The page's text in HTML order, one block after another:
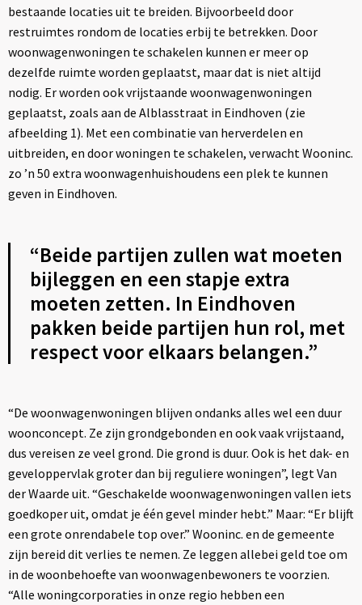
bestaande locaties uit te breiden. Bijvoorbeeld door
restruimtes rondom de locaties erbij te betrekken. Door
woonwagenwoningen te schakelen kunnen er meer op
dezelfde ruimte worden geplaatst, maar dat is niet altijd
nodig. Er worden ook vrijstaande woonwagenwoningen
geplaatst, zoals aan de Alblasstraat in Eindhoven (zie
afbeelding 1). Met een combinatie van herverdelen en
uitbreiden, en door woningen te schakelen, verwacht Wooninc.
zo ’n 50 extra woonwagenhuishoudens een plek te kunnen
geven in Eindhoven.
“Beide partijen zullen wat moeten
bijleggen en een stapje extra
moeten zetten. In Eindhoven
pakken beide partijen hun rol, met
respect voor elkaars belangen.”
“De woonwagenwoningen blijven ondanks alles wel een duur
woonconcept. Ze zijn grondgebonden en ook vaak vrijstaand,
dus vereisen ze veel grond. Die grond is duur. Ook is het dak- en
geveloppervlak groter dan bij reguliere woningen”, legt Van
der Waarde uit. “Geschakelde woonwagenwoningen vallen iets
goedkoper uit, omdat je één gevel minder hebt.” Maar: “Er blijft
een grote onrendabele top over.” Wooninc. en de gemeente
zijn bereid dit verlies te nemen. Ze leggen allebei geld toe om
in de woonbehoefte van woonwagenbewoners te voorzien.
“Alle woningcorporaties in onze regio hebben een